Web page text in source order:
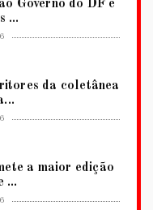
Governo do DF e
...
da coletânea
a maior edição
...